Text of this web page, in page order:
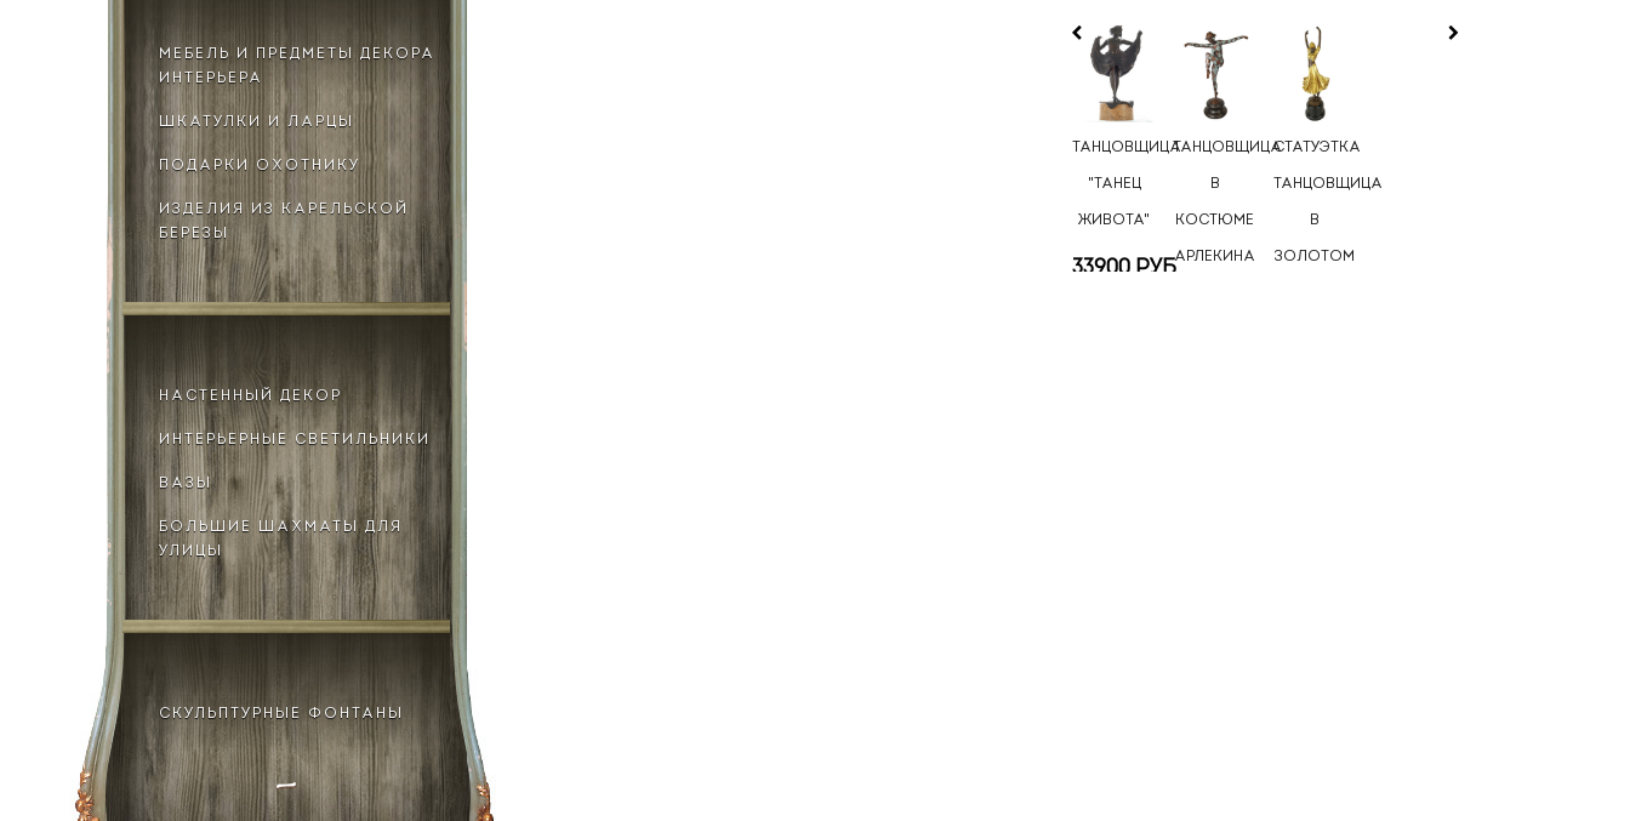
МЕБЕЛЬ И ПРЕДМЕТЫ ДЕКОРА
ИНТЕРЬЕРА
ШКАТУЛКИ И ЛАРЦЫ
ПОДАРКИ ОХОТНИКУ
ИЗДЕЛИЯ ИЗ КАРЕЛЬСКОЙ
БЕРЕЗЫ
НАСТЕННЫЙ ДЕКОР
ИНТЕРЬЕРНЫЕ СВЕТИЛЬНИКИ
ВАЗЫ
БОЛЬШИЕ ШАХМАТЫ ДЛЯ
УЛИЦЫ
СКУЛЬПТУРНЫЕ ФОНТАНЫ
ТАНЦОВЩИЦА
"ТАНЕЦ
ЖИВОТА"
33900 РУБ.
ТАНЦОВЩИЦА
В
КОСТЮМЕ
АРЛЕКИНА
СТАТУЭТКА
ТАНЦОВЩИЦА
В
ЗОЛОТОМ